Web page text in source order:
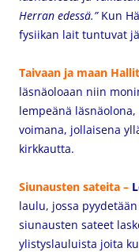
Herran edessä.” Kun
fysiikan lait tuntuvat
Taivaan ja maan
läsnäoloaan niin
lempeänä
voimana, jollaisena
kirkkautta.
Siunausten sateita –
laulu, jossa
siunausten sateet
ylistyslauluista joita